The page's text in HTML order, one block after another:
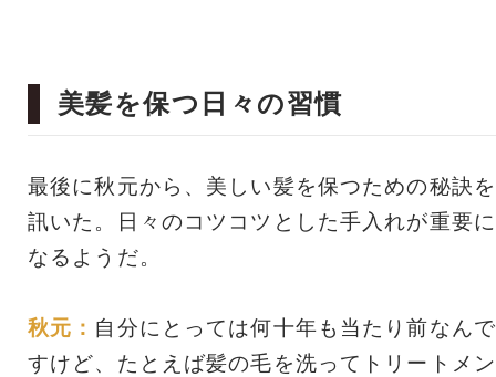
美髪を保つ日々の習慣
最後に秋元から、美しい髪を保つための秘訣を
訊いた。日々のコツコツとした手入れが重要に
なるようだ。
秋元： 自分にとっては何十年も当たり前なんで
すけど、たとえば髪の毛を洗ってトリートメン